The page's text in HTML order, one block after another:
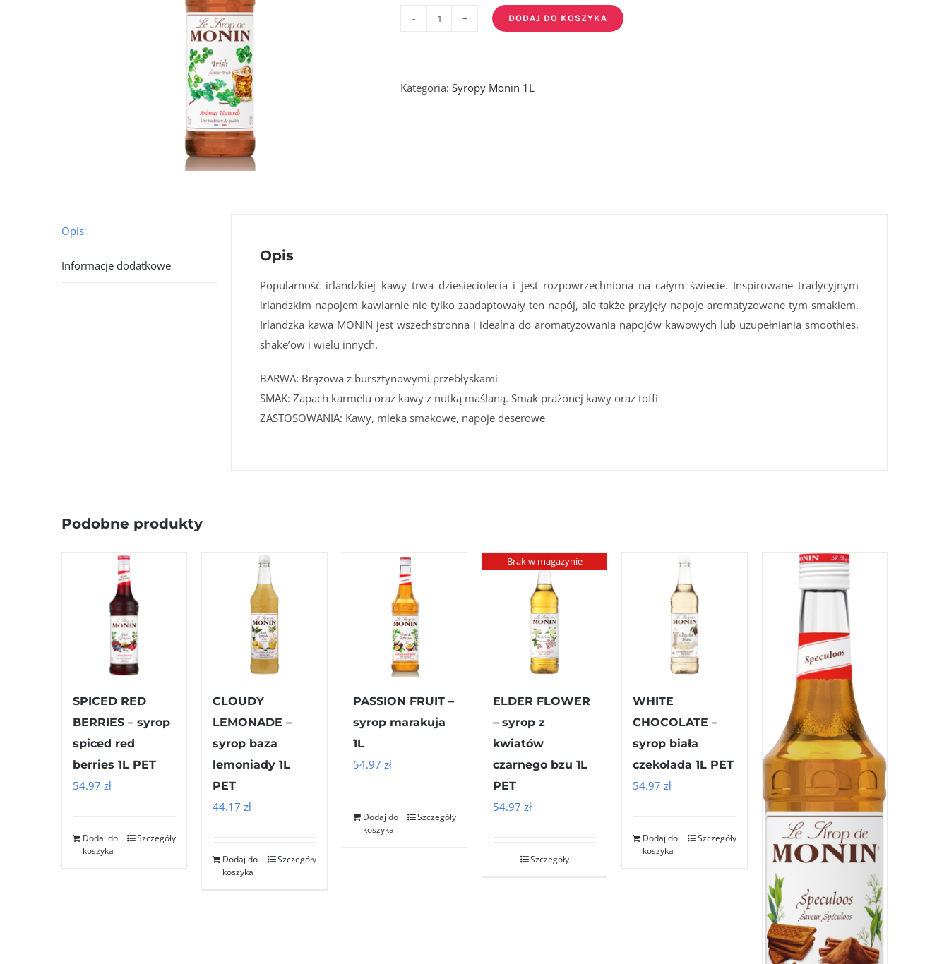
-
DODAJ DO KOSZYKA
Kategoria: Syropy Monin 1L
Opis
Informacje dodatkowe
Opis
Popularność irlandzkiej kawy trwa dziesięciolecia i jest rozpowrzechniona na całym świecie. Inspirowane tradycyjnym
irlandzkim napojem kawiarnie nie tylko zaadaptowały ten napój, ale także przyjęły napoje aromatyzowane tym smakiem.
Irlandzka kawa MONIN jest wszechstronna i idealna do aromatyzowania napojów kawowych lub uzupełniania smoothies,
shake’ow i wielu innych.
BARWA: Brązowa z bursztynowymi przebłyskami
SMAK: Zapach karmelu oraz kawy z nutką maślaną. Smak prażonej kawy oraz toffi
ZASTOSOWANIA: Kawy, mleka smakowe, napoje deserowe
Podobne produkty
SPICED RED
BERRIES – syrop
spiced red
berries 1L PET
54.97 zł
Dodaj do
koszyka
Szczegóły
CLOUDY
LEMONADE –
syrop baza
lemoniady 1L
PET
44.17zł
Dodaj do
koszyka
Szczegóły
PASSION FRUIT –
syrop marakuja
1L
54.97 zł
Dodaj do
koszyka
Szczegóły
Brak w magazynie
ELDER FLOWER
– syrop z
kwiatów
czarnego bzu 1L
PET
54.97 zł
Szczegóły
WHITE
CHOCOLATE –
syrop biała
czekolada 1L PET
54.97zł
Dodaj do
koszyka
Szczegóły